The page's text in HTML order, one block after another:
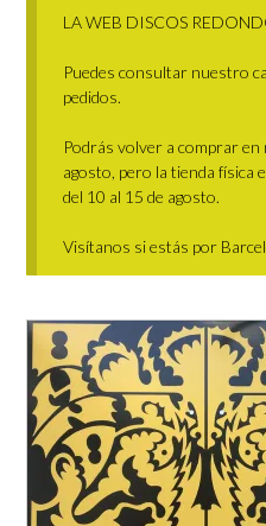
LA WEB DISCOS
Puedes consultar nuestro
pedidos.
Podrás volver a comprar
agosto, pero la tienda física
del 10 al 15 de agosto.
Visítanos si estás por